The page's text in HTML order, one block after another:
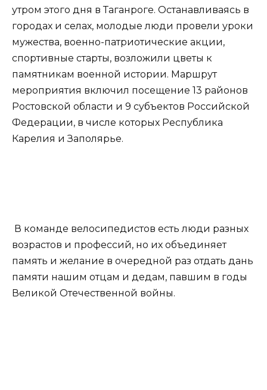
утром этого дня в Таганроге. Останавливаясь в
городах и селах, молодые люди провели уроки
мужества, военно-патриотические акции,
спортивные старты, возложили цветы к
памятникам военной истории. Маршрут
мероприятия включил посещение 13 районов
Ростовской области и 9 субъектов Российской
Федерации, в числе которых Республика
Карелия и Заполярье.
‍ В команде велосипедистов есть люди разных
возрастов и профессий, но их объединяет
память и желание в очередной раз отдать дань
памяти нашим отцам и дедам, павшим в годы
Великой Отечественной войны.